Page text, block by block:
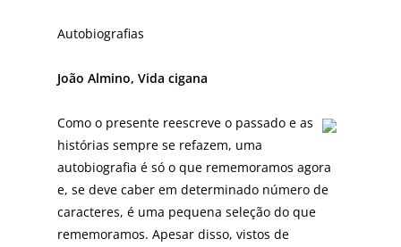
Autobiografias
João Almino, Vida cigana
Como o presente reescreve o passado e as
histórias sempre se refazem, uma
autobiografia é só o que rememoramos agora
e, se deve caber em determinado número de
caracteres, é uma pequena seleção do que
rememoramos. Apesar disso, vistos de